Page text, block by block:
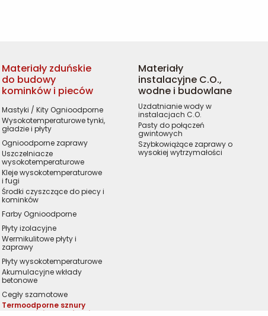
Materiały zduńskie
do budowy
kominków i pieców
Mastyki / Kity Ognioodporne
Wysokotemperaturowe tynki,
gładzie i płyty
Ognioodporne zaprawy
Uszczelniacze
wysokotemperaturowe
Kleje wysokotemperaturowe
i fugi
Środki czyszczące do piecy i
kominków
Farby Ognioodporne
Płyty izolacyjne
Wermikulitowe płyty i
zaprawy
Płyty wysokotemperaturowe
Akumulacyjne wkłady
betonowe
Cegły szamotowe
Termoodporne sznury
uszczelniające, taśmy i
Materiały
instalacyjne C.O.,
wodne i budowlane
Uzdatnianie wody w
instalacjach C.O.
Pasty do połączeń
gwintowych
Szybkowiążące zaprawy o
wysokiej wytrzymałości